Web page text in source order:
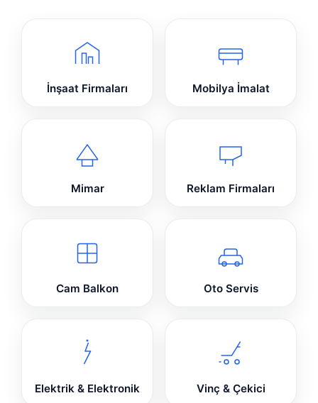
İnşaat Firmaları Mobilya İmalat
Mimar Reklam Firmaları
Cam Balkon Oto Servis
Elektrik & Elektronik Vinç & Çekici